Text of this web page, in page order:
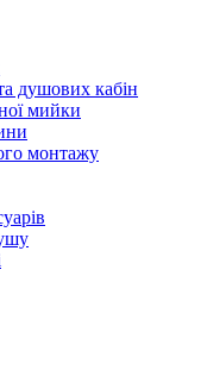
душових кабін
мийки
монтажу